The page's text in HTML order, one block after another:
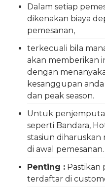
Dalam setiap
dikenakan biaya
pemesanan,
terkecuali bila
akan memberikan
dengan
kesanggupan
dan peak season.
Untuk
seperti Bandara,
stasiun diharuskan
di awal pemesanan.
Penting : Pastikan
terdaftar di